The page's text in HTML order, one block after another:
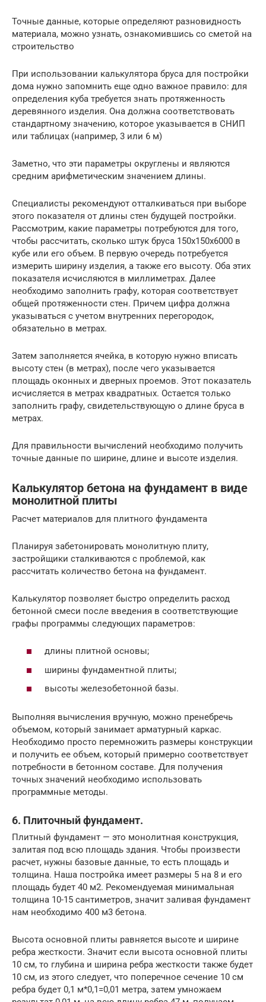
Точные данные, которые определяют разновидность
материала, можно узнать, ознакомившись со сметой на
строительство
При использовании калькулятора бруса для постройки
дома нужно запомнить еще одно важное правило: для
определения куба требуется знать протяженность
деревянного изделия. Она должна соответствовать
стандартному значению, которое указывается в СНИП
или таблицах (например, 3 или 6 м)
Заметно, что эти параметры округлены и являются
средним арифметическим значением длины.
Специалисты рекомендуют отталкиваться при выборе
этого показателя от длины стен будущей постройки.
Рассмотрим, какие параметры потребуются для того,
чтобы рассчитать, сколько штук бруса 150х150х6000 в
кубе или его объем. В первую очередь потребуется
измерить ширину изделия, а также его высоту. Оба этих
показателя исчисляются в миллиметрах. Далее
необходимо заполнить графу, которая соответствует
общей протяженности стен. Причем цифра должна
указываться с учетом внутренних перегородок,
обязательно в метрах.
Затем заполняется ячейка, в которую нужно вписать
высоту стен (в метрах), после чего указывается
площадь оконных и дверных проемов. Этот показатель
исчисляется в метрах квадратных. Остается только
заполнить графу, свидетельствующую о длине бруса в
метрах.
Для правильности вычислений необходимо получить
точные данные по ширине, длине и высоте изделия.
Калькулятор бетона на фундамент в виде
монолитной плиты
Расчет материалов для плитного фундамента
Планируя забетонировать монолитную плиту,
застройщики сталкиваются с проблемой, как
рассчитать количество бетона на фундамент.
Калькулятор позволяет быстро определить расход
бетонной смеси после введения в соответствующие
графы программы следующих параметров:
длины плитной основы;
ширины фундаментной плиты;
высоты железобетонной базы.
Выполняя вычисления вручную, можно пренебречь
объемом, который занимает арматурный каркас.
Необходимо просто перемножить размеры конструкции
и получить ее объем, который примерно соответствует
потребности в бетонном составе. Для получения
точных значений необходимо использовать
программные методы.
6. Плиточный фундамент.
Плитный фундамент — это монолитная конструкция,
залитая под всю площадь здания. Чтобы произвести
расчет, нужны базовые данные, то есть площадь и
толщина. Наша постройка имеет размеры 5 на 8 и его
площадь будет 40 м2. Рекомендуемая минимальная
толщина 10-15 сантиметров, значит заливая фундамент
нам необходимо 400 м3 бетона.
Высота основной плиты равняется высоте и ширине
ребра жесткости. Значит если высота основной плиты
10 см, то глубина и ширина ребра жесткости также будет
10 см, из этого следует, что поперечное сечение 10 см
ребра будет 0,1 м*0,1=0,01 метра, затем умножаем